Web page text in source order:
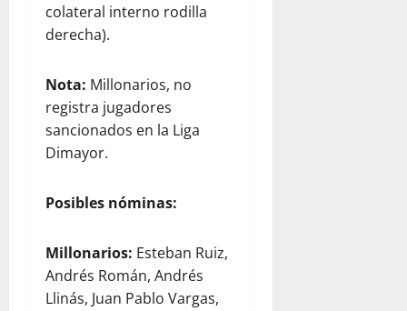
colateral interno rodilla
derecha).
Nota: Millonarios, no
registra jugadores
sancionados en la Liga
Dimayor.
Posibles nóminas:
Millonarios: Esteban Ruiz,
Andrés Román, Andrés
Llinás, Juan Pablo Vargas,